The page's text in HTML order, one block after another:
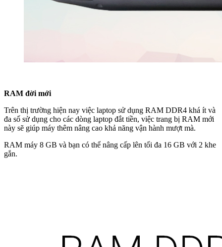
RAM đời mới
Trên thị trường hiện nay việc laptop sử dụng RAM DDR4 khá ít và
đa số sử dụng cho các dòng laptop đắt tiền, việc trang bị RAM mới
này sẽ giúp máy thêm nâng cao khả năng vận hành mượt mà.
RAM máy 8 GB và bạn có thể nâng cấp lên tối đa 16 GB với 2 khe
gắn.